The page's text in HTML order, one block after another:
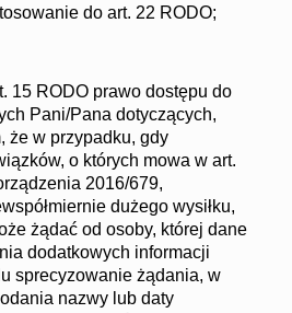
do art. 22 RODO;
15 RODO prawo dostępu do
Pani/Pana dotyczących,
że w przypadku, gdy
o których mowa w art.
2016/679,
dużego wysiłku,
żądać od osoby, której dane
dodatkowych informacji
sprecyzowanie żądania, w
nazwy lub daty